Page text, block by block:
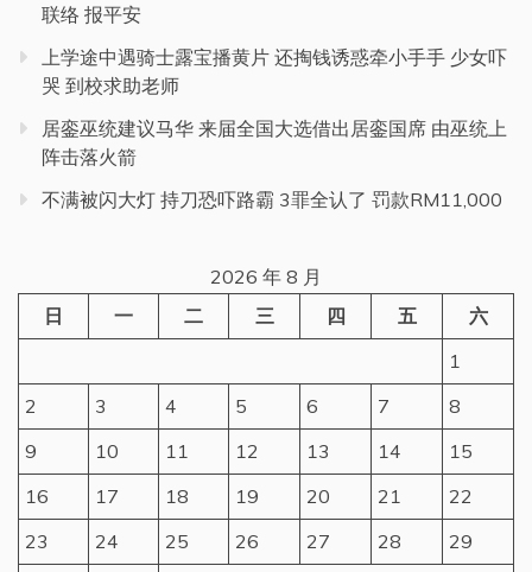
联络 报平安
上学途中遇骑士露宝播黄片 还掏钱诱惑牵小手手 少女吓
哭 到校求助老师
居銮巫统建议马华 来届全国大选借出居銮国席 由巫统上
阵击落火箭
不满被闪大灯 持刀恐吓路霸 3罪全认了 罚款RM11,000
2026 年 8 月
日
一 二 三 四 五
六
1
2
3 4 5 6 7
8
9
10 11 12 13 14
15
16
17 18 19 20 21
22
23
24 25 26 27 28
29